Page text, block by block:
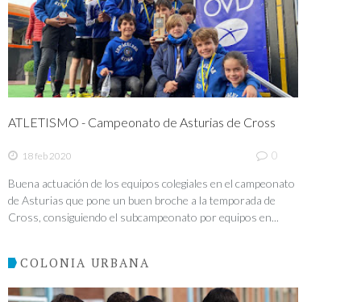
ATLETISMO - Campeonato de Asturias de Cross
18 feb 2020 0
Buena actuación de los equipos colegiales en el campeonato
de Asturias que pone un buen broche a la temporada de
Cross, consiguiendo el subcampeonato por equipos en...
COLONIA URBANA